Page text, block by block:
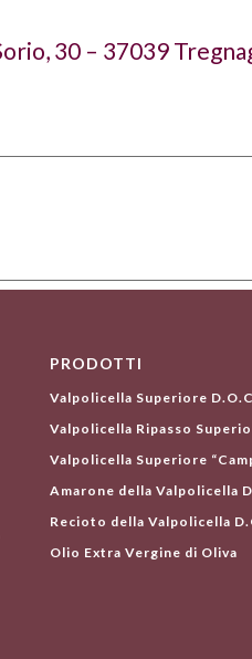
30 – 37039
PRODOTTI
Valpolicella Superiore
Valpolicella Ripasso
Valpolicella Superiore
Amarone della Valpolicella
Recioto della Valpolicella
Olio Extra Vergine di Oliva